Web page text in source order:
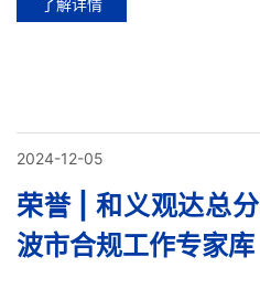
了解详情
2024-12-05
荣誉 | 和义观达总
波市合规工作专家库